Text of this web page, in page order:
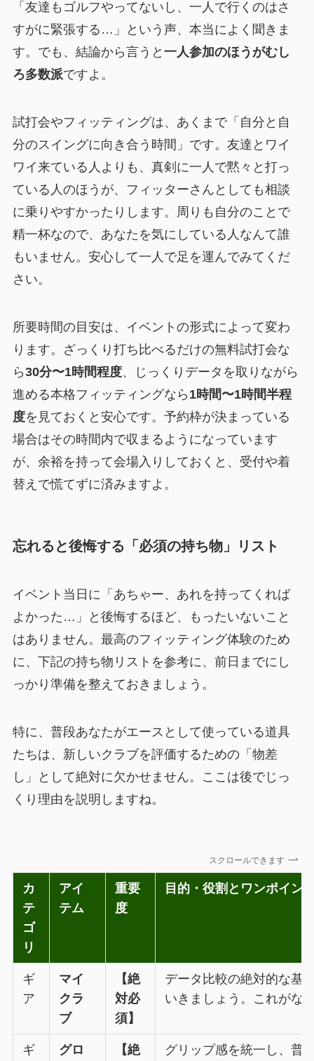
「友達もゴルフやってないし、一人で行くのはさ
すがに緊張する…」という声、本当によく聞きま
す。でも、結論から言うと 一人参加のほうがむし
ろ多数派ですよ。
試打会やフィッティングは、あくまで「自分と自
分のスイングに向き合う時間」です。友達とワイ
ワイ来ている人よりも、真剣に一人で黙々と打っ
ている人のほうが、フィッターさんとしても相談
に乗りやすかったりします。周りも自分のことで
精一杯なので、あなたを気にしている人なんて誰
もいません。安心して一人で足を運んでみてくだ
さい。
所要時間の目安は、イベントの形式によって変わ
ります。ざっくり打ち比べるだけの無料試打会な
ら30分〜1時間程度、じっくりデータを取りながら
進める本格フィッティングなら 1時間〜1時間半程
度を見ておくと安心です。予約枠が決まっている
場合はその時間内で収まるようになっています
が、余裕を持って会場入りしておくと、受付や着
替えで慌てずに済みますよ。
忘れると後悔する「必須の持ち物」リスト
イベント当日に「あちゃー、あれを持ってくれば
よかった…」と後悔するほど、もったいないこと
はありません。最高のフィッティング体験のため
に、下記の持ち物リストを参考に、前日までにし
っかり準備を整えておきましょう。
特に、普段あなたがエースとして使っている道具
たちは、新しいクラブを評価するための「物差
し」として絶対に欠かせません。ここは後でじっ
くり理由を説明しますね。
スクロールできます
カ
テ
ゴ
リ
アイ
テム
重要
度
目的・役割とワンポイン
ギ
ア
マイ
クラ
ブ
【絶
対必
須】
データ比較の絶対的な基
いきましょう。これがな
ギ
グロ
【絶
グリップ感を統一し、普